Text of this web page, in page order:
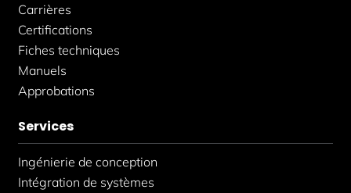
Carrières
Certifications
Fiches techniques
Manuels
Approbations
Services
Ingénierie de conception
Intégration de systèmes